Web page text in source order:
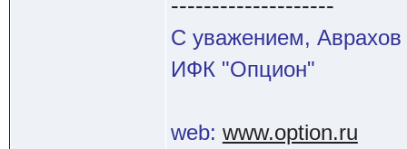
--------------------
С уважением, Аврахов
ИФК "Опцион"
web: www.option.ru